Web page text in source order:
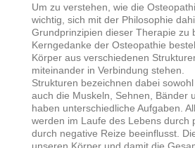
Um zu verstehen, wie die
wichtig, sich mit der Philosophie
Grundprinzipien dieser Therapie zu
Kerngedanke der Osteopathie
Körper aus verschiedenen
miteinander in Verbindung stehen.
Strukturen bezeichnen dabei
auch die Muskeln, Sehnen, Bänder
haben unterschiedliche Aufgaben.
werden im Laufe des Lebens durch
durch negative Reize beeinflusst.
unseren Körper und damit die